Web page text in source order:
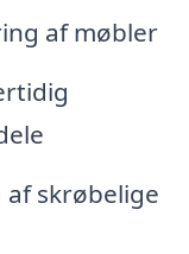
af møbler
skrøbelige